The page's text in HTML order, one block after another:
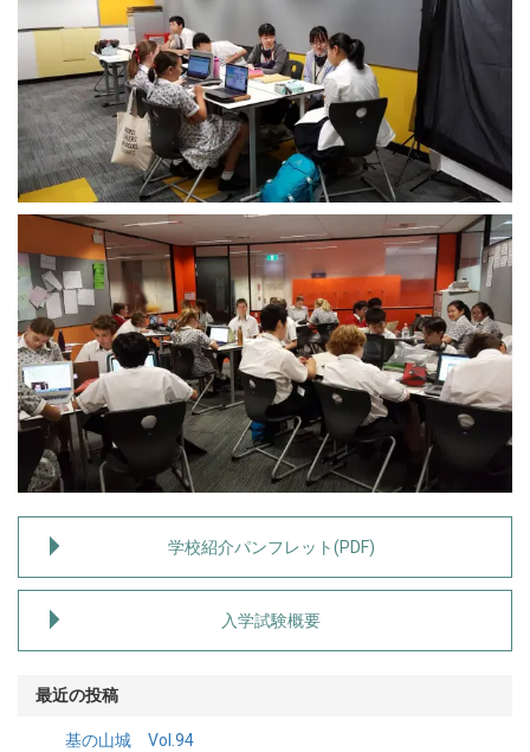
学校紹介パンフレット(PDF)
入学試験概要
最近の投稿
基の山城 Vol.94